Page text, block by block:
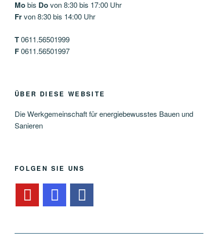
Mobis Dovon 8:30 bis 17:00 Uhr
Frvon 8:30 bis 14:00 Uhr
T0611.56501999
F0611.56501997
ÜBER DIESE WEBSITE
Die Werkgemeinschaft für energiebewusstes Bauen und
Sanieren
FOLGEN SIE UNS